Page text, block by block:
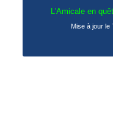
L'Amicale en
Mise à jour le